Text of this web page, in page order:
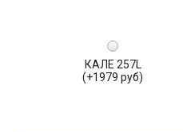
КАЛЕ 257L
(+1979 руб)